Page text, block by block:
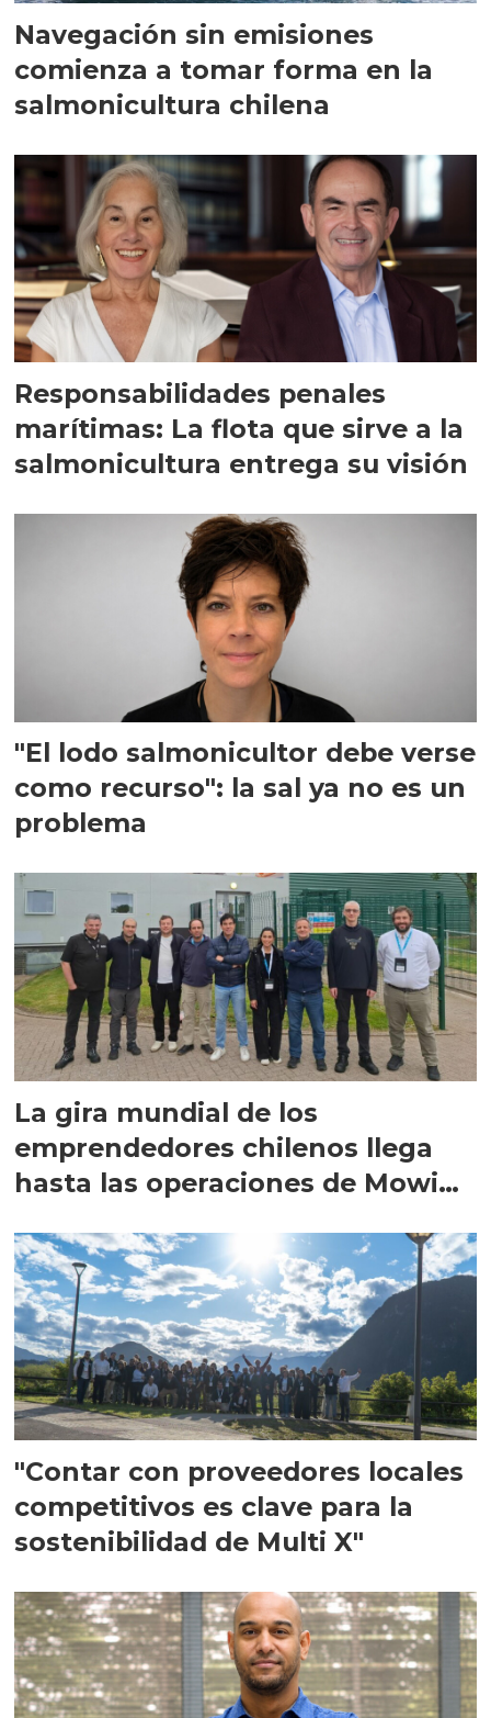
Navegación sin emisiones
comienza a tomar forma en la
salmonicultura chilena
Responsabilidades penales
marítimas: La flota que sirve a la
salmonicultura entrega su visión
"El lodo salmonicultor debe verse
como recurso": la sal ya no es un
problema
La gira mundial de los
emprendedores chilenos llega
hasta las operaciones de Mowi
"Contar con proveedores locales
competitivos es clave para la
sostenibilidad de Multi X"